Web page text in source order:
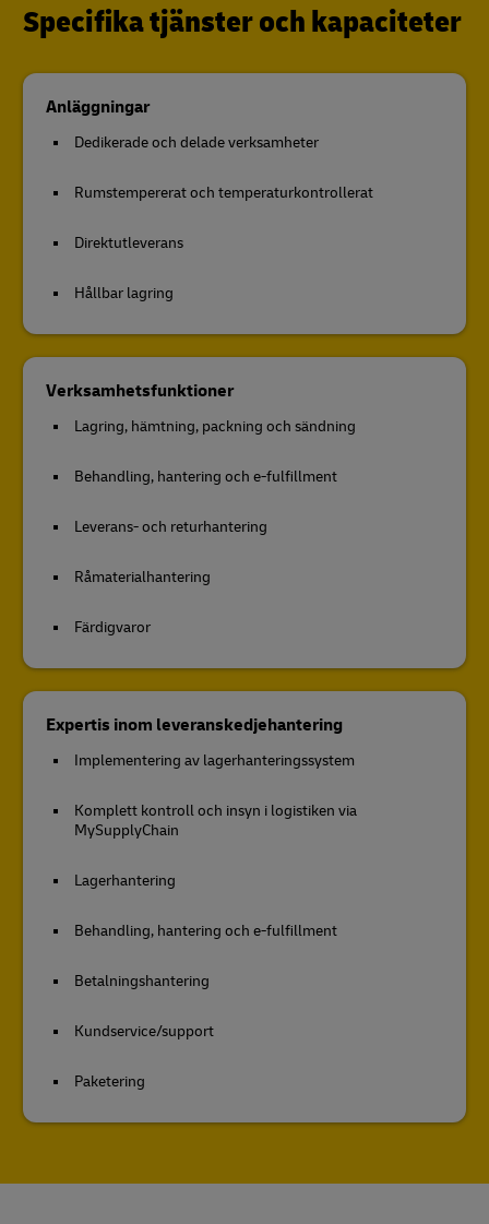
Specifika tjänster och kapaciteter
Anläggningar
Dedikerade och delade verksamheter
Rumstempererat och temperaturkontrollerat
Direktutleverans
Hållbar lagring
Verksamhetsfunktioner
Lagring, hämtning, packning och sändning
Behandling, hantering och e-fulfillment
Leverans- och returhantering
Råmaterialhantering
Färdigvaror
Expertis inom leveranskedjehantering
Implementering av lagerhanteringssystem
Komplett kontroll och insyn i logistiken via
MySupplyChain
Lagerhantering
Behandling, hantering och e-fulfillment
Betalningshantering
Kundservice/support
Paketering